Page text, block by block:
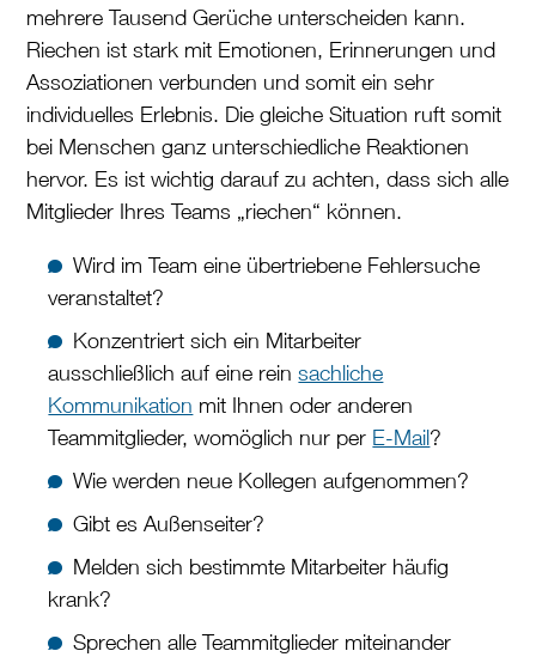
mehrere Tausend Gerüche unterscheiden kann.
Riechen ist stark mit Emotionen, Erinnerungen und
Assoziationen verbunden und somit ein sehr
individuelles Erlebnis. Die gleiche Situation ruft somit
bei Menschen ganz unterschiedliche Reaktionen
hervor. Es ist wichtig darauf zu achten, dass sich alle
Mitglieder Ihres Teams „riechen“ können.
Wird im Team eine übertriebene Fehlersuche
veranstaltet?
Konzentriert sich ein Mitarbeiter
ausschließlich auf eine reinsachliche
Kommunikation mit Ihnen oder anderen
Teammitglieder, womöglich nur per E-Mail?
Wie werden neue Kollegen aufgenommen?
Gibt es Außenseiter?
Melden sich bestimmte Mitarbeiter häufig
krank?
Sprechen alle Teammitglieder miteinander